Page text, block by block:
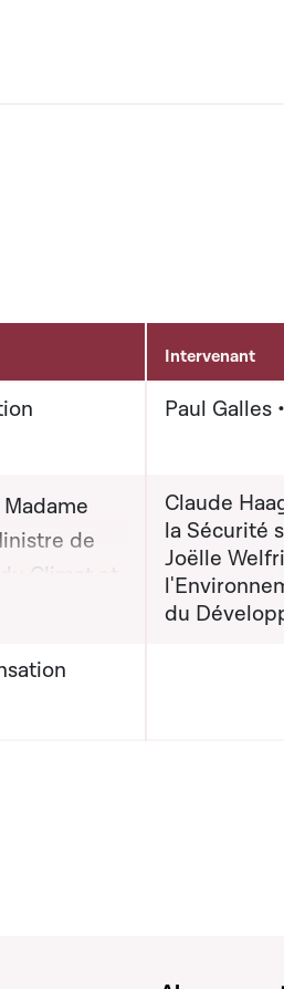
Intervenant
Paul Galles
de
Climat et
durable,
sociale
servant à afficher ou cacher tous
Claude
la Sécurité
Joëlle
du